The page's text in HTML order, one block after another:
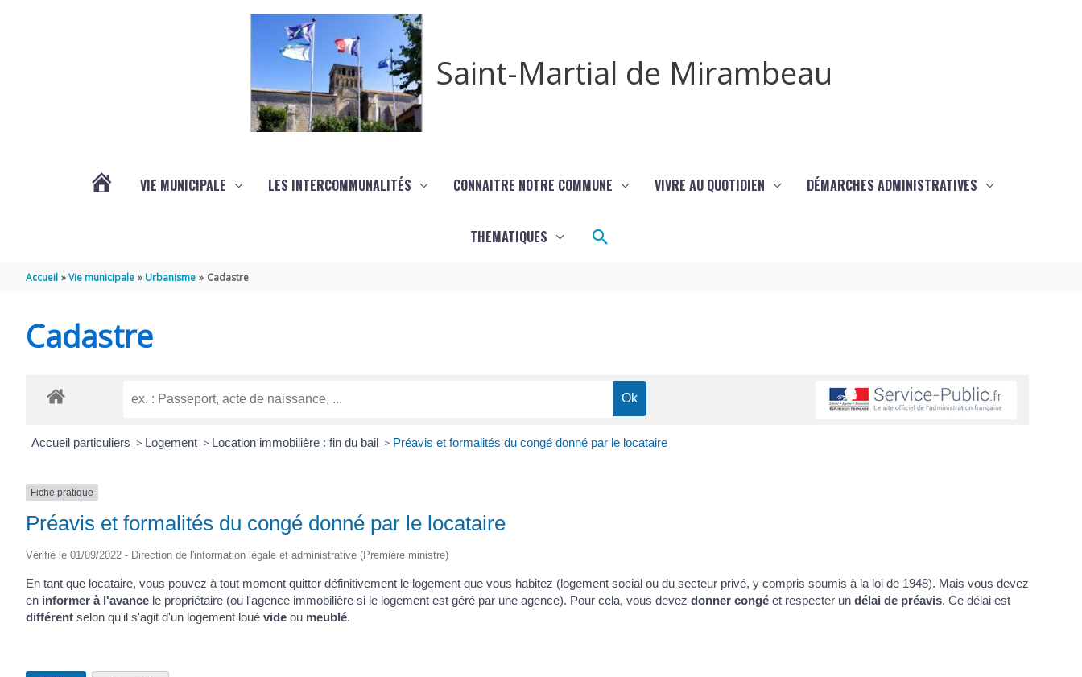
Saint-Martial de Mirambeau
VIE MUNICIPALE LES INTERCOMMUNALITÉS CONNAITRE NOTRE COMMUNE VIVRE AU QUOTIDIEN DÉMARCHES ADMINISTRATIVES
THEMATIQUES Rechercher
Accueil Vie municipale Urbanisme Cadastre
Cadastre
Accueil particuliers > Logement > Location immobilière : fin du bail > Préavis et formalités du congé donné par le locataire
Fiche pratique
Préavis et formalités du congé donné par le locataire
Vérifié le 01/09/2022 - Direction de l'information légale et administrative (Première ministre)
En tant que locataire, vous pouvez à tout moment quitter définitivement le logement que vous habitez (logement social ou du secteur privé, y compris soumis à la loi de 1948). Mais vous devez
en informer à l'avance le propriétaire (ou l'agence immobilière si le logement est géré par une agence). Pour cela, vous devez donner congé et respecter un délai de préavis. Ce délai est
différent selon qu'il s'agit d'un logement loué vide ou meublé.